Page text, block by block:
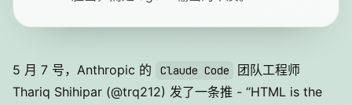
5 月 7 号，Anthropic 的 Claude Code
团队工程师
Thariq Shihipar (@trq212) 发了一条推 - “HTML is the